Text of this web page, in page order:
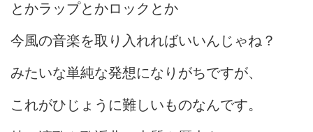
とかラップとかロックとか
今風の音楽を取り入れればいいんじゃね？
みたいな単純な発想になりがちですが、
これがひじょうに難しいものなんです。